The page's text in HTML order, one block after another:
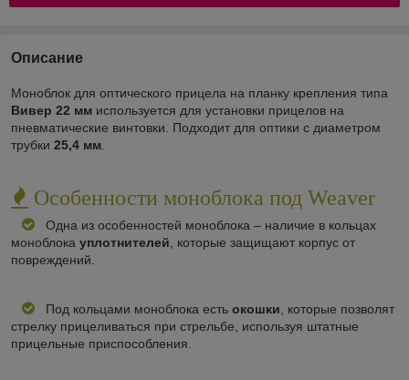
Описание
Моноблок для оптического прицела на планку крепления типа
Вивер 22 мм используется для установки прицелов на
пневматические винтовки. Подходит для оптики с диаметром
трубки 25,4 мм
Особенности моноблока под Weaver
Одна из особенностей моноблока – наличие в кольцах
моноблока уплотнителей , которые защищают корпус от
повреждений.
Под кольцами моноблока есть окошки , которые позволят
стрелку прицеливаться при стрельбе, используя штатные
прицельные приспособления.